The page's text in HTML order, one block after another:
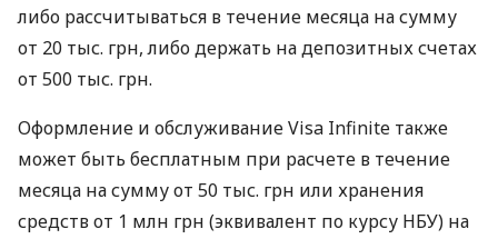
либо рассчитываться в течение месяца на сумму
от 20 тыс. грн, либо держать на депозитных счетах
от 500 тыс. грн.
Оформление и обслуживание Visa Infinite также
может быть бесплатным при расчете в течение
месяца на сумму от 50 тыс. грн или хранения
средств от 1 млн грн (эквивалент по курсу НБУ) на